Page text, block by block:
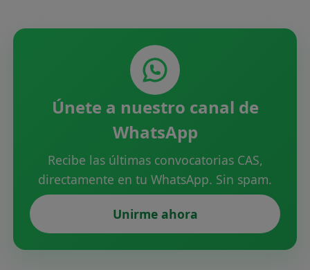
Únete a nuestro canal de
WhatsApp
Recibe las últimas convocatorias CAS,
directamente en tu WhatsApp. Sin spam.
Unirme ahora